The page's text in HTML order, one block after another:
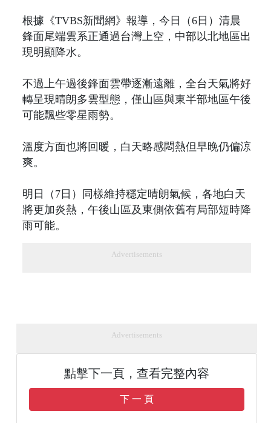
根據《TVBS新聞網》報導，今日（6日）清晨
鋒面尾端雲系正通過台灣上空，中部以北地區出
現明顯降水。
不過上午過後鋒面雲帶逐漸遠離，全台天氣將好
轉呈現晴朗多雲型態，僅山區與東半部地區午後
可能飄些零星雨勢。
溫度方面也將回暖，白天略感悶熱但早晚仍偏涼
爽。
明日（7日）同樣維持穩定晴朗氣候，各地白天
將更加炎熱，午後山區及東側依舊有局部短時降
雨可能。
Advertisements
Advertisements
點擊下一頁，查看完整內容
下 一 頁